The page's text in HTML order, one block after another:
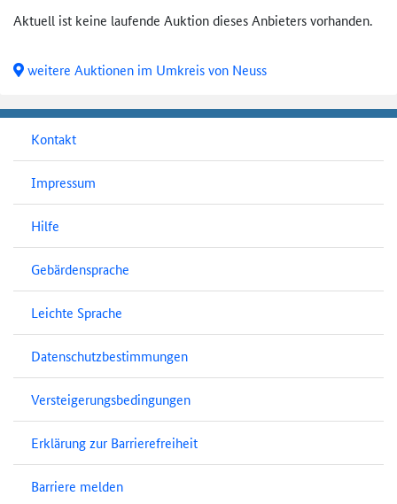
Aktuell ist keine laufende Auktion dieses Anbieters vorhanden.
weitere Auktionen im Umkreis von Neuss
Kontakt
Impressum
Hilfe
Gebärdensprache
Leichte Sprache
Datenschutzbestimmungen
Versteigerungsbedingungen
Erklärung zur Barrierefreiheit
Barriere melden